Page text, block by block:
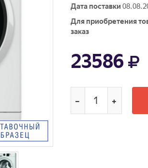
Дата поставки
Для приобретения
заказ
23586